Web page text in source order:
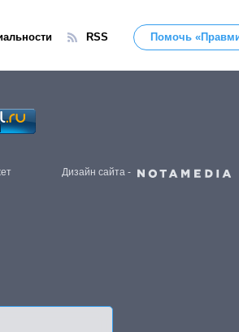
RSS Помочь
Дизайн сайта -